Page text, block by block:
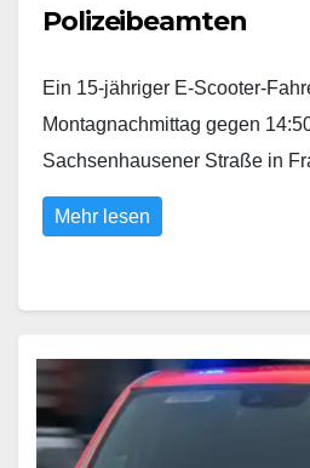
Polizeibeamten
Ein 15-jähriger E-Scooter-
Montagnachmittag gegen
Sachsenhausener Straße in
Mehr lesen